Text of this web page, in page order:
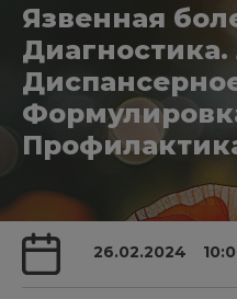
Язвенная
26.02.2024